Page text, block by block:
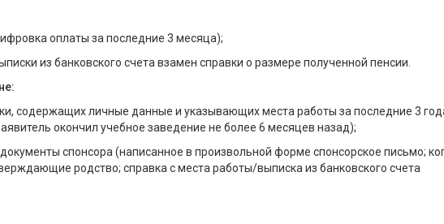
оплаты за последние 3 месяца);
из банковского счета взамен справки о размере полученной пенсии.
содержащих личные данные и указывающих места работы за последние 3
окончил учебное заведение не более 6 месяцев назад);
документы спонсора (написанное в произвольной форме спонсорское письмо;
родство; справка с места работы/выписка из банковского счета